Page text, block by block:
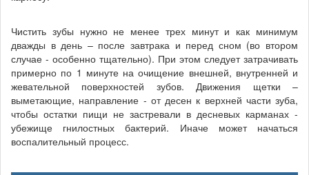
Чистить зубы нужно не менее трех минут и как минимум
дважды в день – после завтрака и перед сном (во втором
случае - особенно тщательно). При этом следует затрачивать
примерно по 1 минуте на очищение внешней, внутренней и
жевательной поверхностей зубов. Движения щетки –
выметающие, направление - от десен к верхней части зуба,
чтобы остатки пищи не застревали в десневых карманах -
убежище гнилостных бактерий. Иначе может начаться
воспалительный процесс.